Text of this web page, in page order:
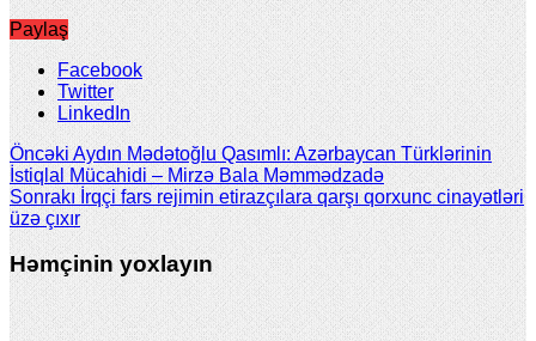
Paylaş
Facebook
Twitter
LinkedIn
Öncəki Aydın Mədətoğlu Qasımlı: Azərbaycan Türklərinin
İstiqlal Mücahidi – Mirzə Bala Məmmədzadə
Sonrakı İrqçi fars rejimin etirazçılara qarşı qorxunc cinayətləri
üzə çıxır
Həmçinin yoxlayın